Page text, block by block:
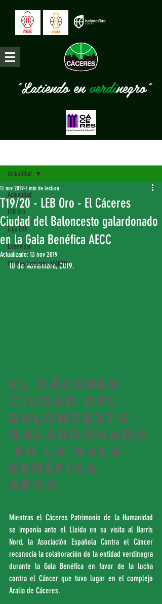
"Latiendo enverdinegro"
Actualidad
LEB Oro
Liga EBA
Entrevista
VII Mes Inclusión MARZO
Actualidad
T19/20 - LEB Oro - El Cáceres
Ciudad del Baloncesto galardonado
en la Gala Benéfica AECC
11 nov 2019 1 min de lectura
Actualizado:13 nov 2019
10 de Noviembre, 2019.
El Cáceres
Ciudad del
Baloncesto
galardonado
en la Gala
Benéfica
AECC
Mientras el Cáceres Patrimonio de la Humanidad
se imponía ante el Lleida en su visita al Barris
Nord, la Asociación Española Contra el Cáncer
reconocía la colaboración de la entidad verdinegra
durante la Gala Benéfica en favor de la lucha
contra el Cáncer que tuvo lugar en el complejo
Aralia de Cáceres.